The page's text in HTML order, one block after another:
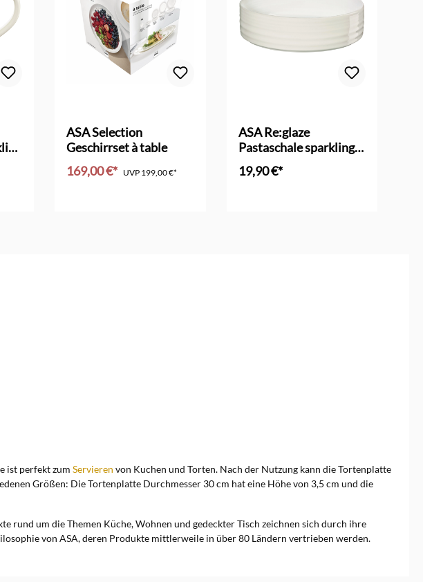
ASA Selection
Geschirrset à table
169,00 €* UVP 199,00 €*
ASA Re:glaze
Pastaschale sparkling
white
19,90 €*
ist perfekt zum Servieren von Kuchen und Torten. Nach der Nutzung kann die Tortenplatte
Größen: Die Tortenplatte Durchmesser 30 cm hat eine Höhe von 3,5 cm und die
rund um die Themen Küche, Wohnen und gedeckter Tisch zeichnen sich durch ihre
von ASA, deren Produkte mittlerweile in über 80 Ländern vertrieben werden.